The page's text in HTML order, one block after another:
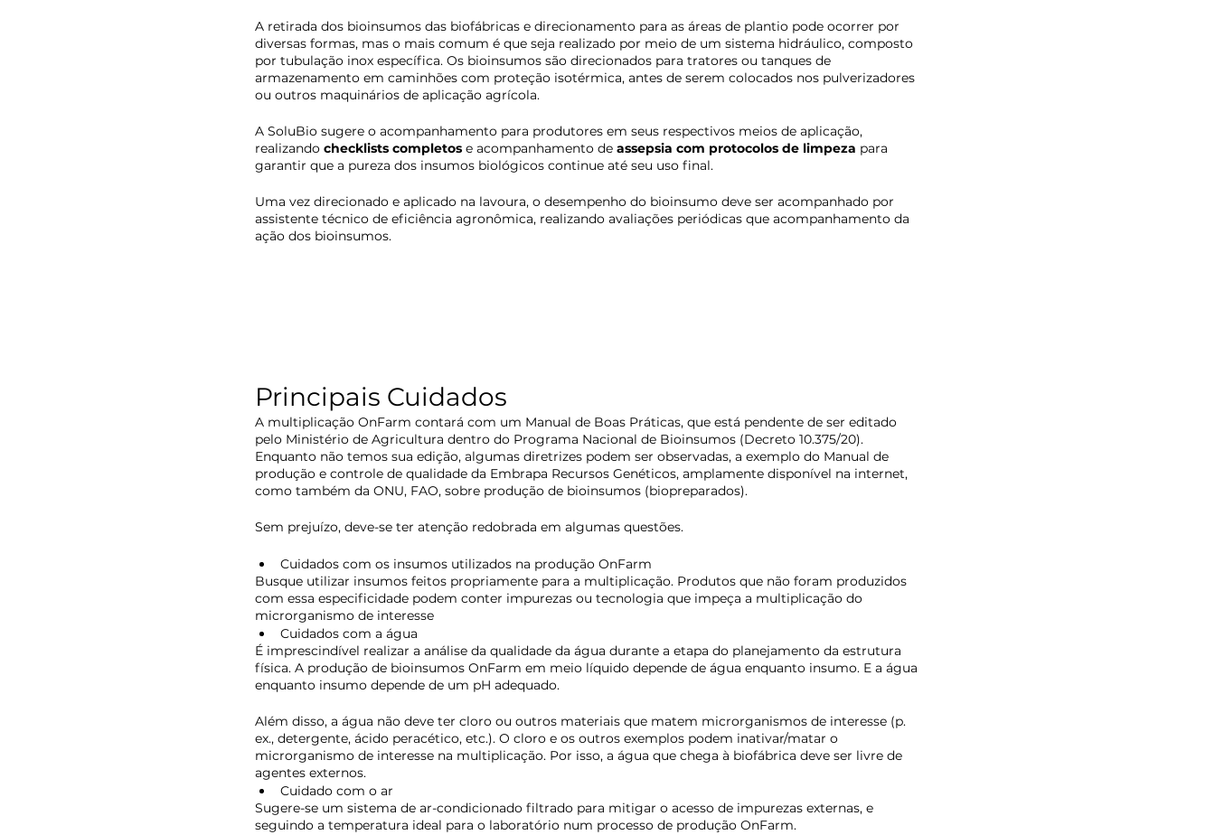
A retirada dos bioinsumos das biofábricas e direcionamento para as áreas de plantio pode ocorrer por
diversas formas, mas o mais comum é que seja realizado por meio de um sistema hidráulico, composto
por tubulação inox específica. Os bioinsumos são direcionados para tratores ou tanques de
armazenamento em caminhões com proteção isotérmica, antes de serem colocados nos pulverizadores
ou outros maquinários de aplicação agrícola.
A SoluBio sugere o acompanhamento para produtores em seus respectivos meios de aplicação,
realizando checklists completos e acompanhamento de assepsia com protocolos de limpeza para
garantir que a pureza dos insumos biológicos continue até seu uso final.
Uma vez direcionado e aplicado na lavoura, o desempenho do bioinsumo deve ser acompanhado por
assistente técnico de eficiência agronômica, realizando avaliações periódicas que acompanhamento da
ação dos bioinsumos.
Principais Cuidados
A multiplicação OnFarm contará com um Manual de Boas Práticas, que está pendente de ser editado
pelo Ministério de Agricultura dentro do Programa Nacional de Bioinsumos (Decreto 10.375/20).
Enquanto não temos sua edição, algumas diretrizes podem ser observadas, a exemplo do Manual de
produção e controle de qualidade da Embrapa Recursos Genéticos, amplamente disponível na internet,
como também da ONU, FAO, sobre produção de bioinsumos (biopreparados).
Sem prejuízo, deve-se ter atenção redobrada em algumas questões.
Cuidados com os insumos utilizados na produção OnFarm
Busque utilizar insumos feitos propriamente para a multiplicação. Produtos que não foram produzidos
com essa especificidade podem conter impurezas ou tecnologia que impeça a multiplicação do
microrganismo de interesse
Cuidados com a água
É imprescindível realizar a análise da qualidade da água durante a etapa do planejamento da estrutura
física. A produção de bioinsumos OnFarm em meio líquido depende de água enquanto insumo. E a água
enquanto insumo depende de um pH adequado.
Além disso, a água não deve ter cloro ou outros materiais que matem microrganismos de interesse (p.
ex., detergente, ácido peracético, etc.). O cloro e os outros exemplos podem inativar/matar o
microrganismo de interesse na multiplicação. Por isso, a água que chega à biofábrica deve ser livre de
agentes externos.
Cuidado com o ar
Sugere-se um sistema de ar-condicionado filtrado para mitigar o acesso de impurezas externas, e
seguindo a temperatura ideal para o laboratório num processo de produção OnFarm.